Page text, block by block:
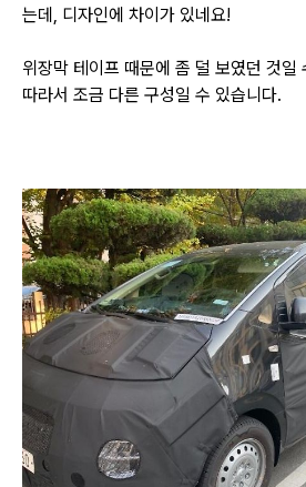
는데, 디자인에 차이가 있네요!
위장막 테이프 때문에 좀 덜 보였던 것일
따라서 조금 다른 구성일 수 있습니다.